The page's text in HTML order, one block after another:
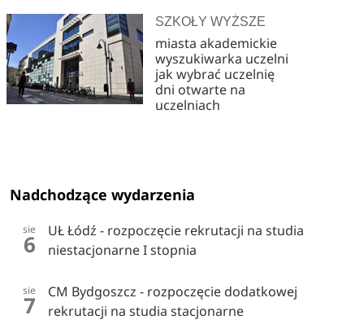
SZKOŁY WYŻSZE
miasta akademickie
wyszukiwarka uczelni
jak wybrać uczelnię
dni otwarte na
uczelniach
Nadchodzące wydarzenia
sie
6
UŁ Łódź - rozpoczęcie rekrutacji na studia
niestacjonarne I stopnia
sie
7
CM Bydgoszcz - rozpoczęcie dodatkowej
rekrutacji na studia stacjonarne